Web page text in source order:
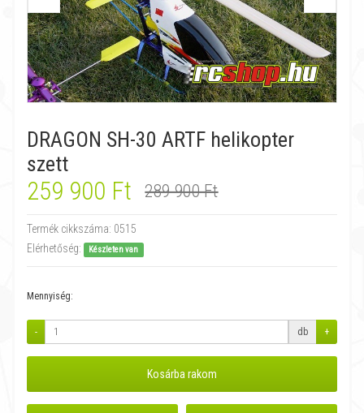
DRAGON SH-30 ARTF helikopter
szett
259 900 Ft 289 900 Ft
Termék cikkszáma: 0515
Elérhetőség:
Készleten van
Mennyiség:
- db +
Kosárba rakom